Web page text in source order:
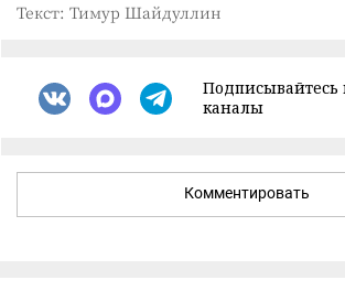
Текст: Тимур Шайдуллин
каналы
Комментировать